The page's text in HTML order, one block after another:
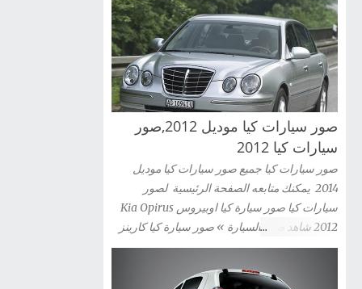
صور سيارات كيا موديل 2012,صور
سيارات كيا 2012
صور سيارات كيا جميع صور سيارات كيا موديل
2014 يمكنك متابعه الصفحة الرئيسية لصور
سيارات كيا صور سيارة كيا اوبيروس Kia Opirus
2012 شاهد صور السيارة » صور سيارة كيا كارينز
2012 Kia Carens شاهد صور السيارة » صور
سيارة كيا سيراتو كوبية Kia Cerato Coupe 2012